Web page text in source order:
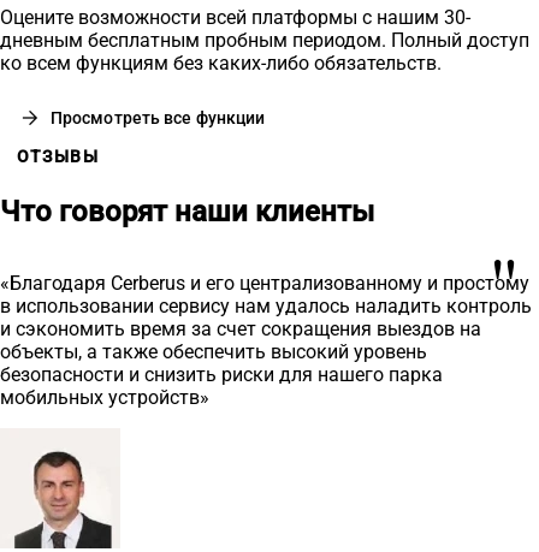
Оцените возможности всей платформы с нашим 30-
дневным бесплатным пробным периодом. Полный доступ
ко всем функциям без каких-либо обязательств.
arrow_forward
Просмотреть все функции
ОТЗЫВЫ
Что говорят наши клиенты
"
«Благодаря Cerberus и его централизованному и простому
в использовании сервису нам удалось наладить контроль
и сэкономить время за счет сокращения выездов на
объекты, а также обеспечить высокий уровень
безопасности и снизить риски для нашего парка
мобильных устройств»